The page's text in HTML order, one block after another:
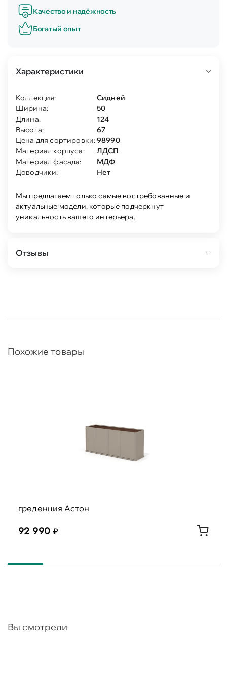
Качество и надёжность
Богатый опыт
Характеристики
Коллекция:
Сидней
Ширина:
50
Длина:
124
Высота:
67
Цена для сортировки:98990
Материал корпуса:
ЛДСП
Материал фасада:
МДФ
Доводчики:
Нет
Мы предлагаем только самые востребованные и
актуальные модели, которые подчеркнут
уникальность вашего интерьера.
Отзывы
Похожие товары
греденция Астон
92 990
Вы смотрели